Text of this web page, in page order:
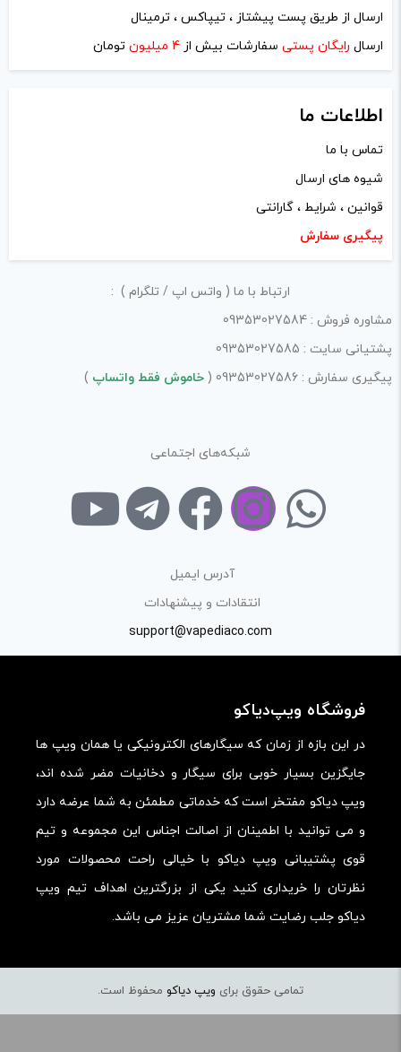
نام *
ارائه‌ی اطلاعات مشخص و دقیق برای راهنمایی سایر کاربران در
با توجه به ساختار بخش نظرات، از پرسیدن سوال یا درخواست
«پرسش و پاسخ» مطرح کنید.
ارزش خرید در برابر قیمت:
ارسال از طریق پست پیشتاز ، تیپاکس ، ترمینال
ارسال رایگان پستی سفارشات بیش از 4 میلیون تومان
اطلاعات ما
تماس با ما
شیوه های ارسال
قوانین ، شرایط ، گارانتی
پیگیری سفارش
ارتباط با ما ( واتس اپ / تلگرام ) :
مشاوره فروش : 09353027584
پشتیانی سایت : 09353027585
پیگیری سفارش : 09353027586 (
خاموش فقط واتساپ )
شبکه‌های اجتماعی
آدرس ایمیل
انتقادات و پیشنهادات
support@vapediaco.com
فروشگاه ویپ‌دیاکو
در این بازه از زمان که سیگارهای الکترونیکی یا همان ویپ ها
جایگزین بسیار خوبی برای سیگار و دخانیات مضر شده اند،
ویپ دیاکو مفتخر است که خدماتی مطمئن به شما عرضه دارد
و می توانید با اطمینان از اصالت اجناس این مجموعه و تیم
قوی پشتیبانی ویپ دیاکو با خیالی راحت محصولات مورد
نظرتان را خریداری کنید یکی از بزرگترین اهداف تیم ویپ
دیاکو جلب رضایت شما مشتریان عزیز می باشد.
تمامی حقوق برای ویپ دیاکو محفوظ است.